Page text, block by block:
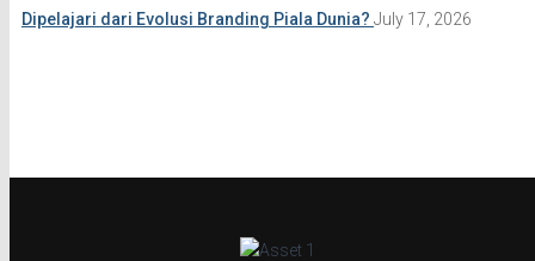
Dipelajari dari Evolusi Branding Piala Dunia? July 17, 2026